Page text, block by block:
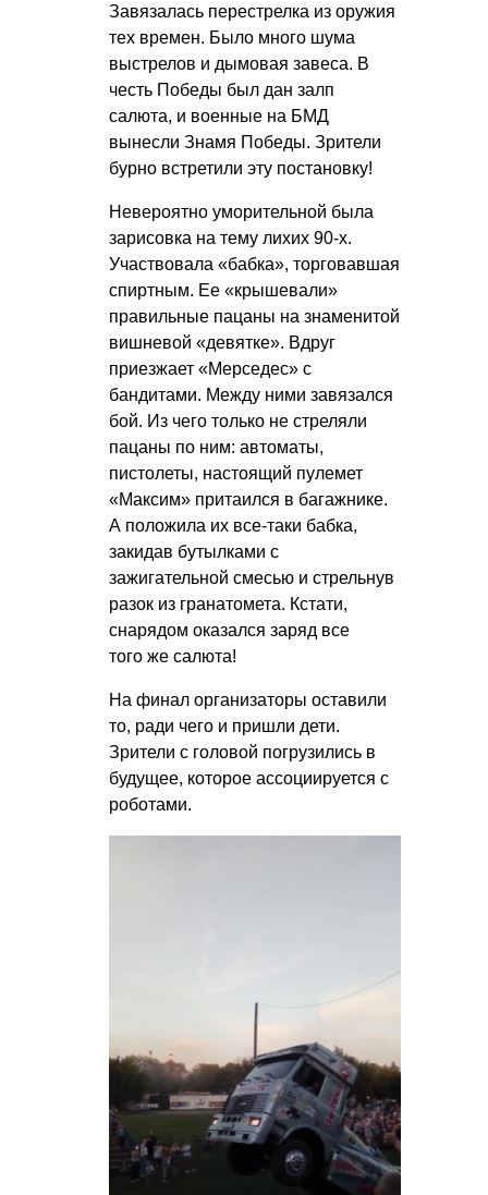
Завязалась перестрелка из оружия
тех времен. Было много шума
выстрелов и дымовая завеса. В
честь Победы был дан залп
салюта, и военные на БМД
вынесли Знамя Победы. Зрители
бурно встретили эту постановку!
Невероятно уморительной была
зарисовка на тему лихих 90-х.
Участвовала «бабка», торговавшая
спиртным. Ее «крышевали»
правильные пацаны на знаменитой
вишневой «девятке». Вдруг
приезжает «Мерседес» с
бандитами. Между ними завязался
бой. Из чего только не стреляли
пацаны по ним: автоматы,
пистолеты, настоящий пулемет
«Максим» притаился в багажнике.
А положила их все-таки бабка,
закидав бутылками с
зажигательной смесью и стрельнув
разок из гранатомета. Кстати,
снарядом оказался заряд все
того же салюта!
На финал организаторы оставили
то, ради чего и пришли дети.
Зрители с головой погрузились в
будущее, которое ассоциируется с
роботами.